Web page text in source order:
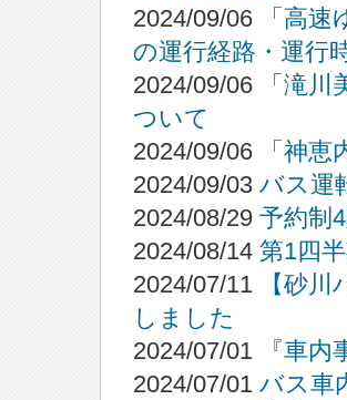
2024/09/06
「高
の運行経路・運行
2024/09/06
「滝
ついて
2024/09/06
「神
2024/09/03 バス運
2024/08/29 予約制
2024/08/14 第1四
2024/07/11
【砂
しました
2024/07/01
『車
2024/07/01 バス車